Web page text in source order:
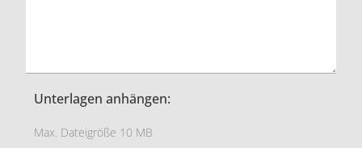
Unterlagen anhängen:
Max. Dateigröße 10 MB